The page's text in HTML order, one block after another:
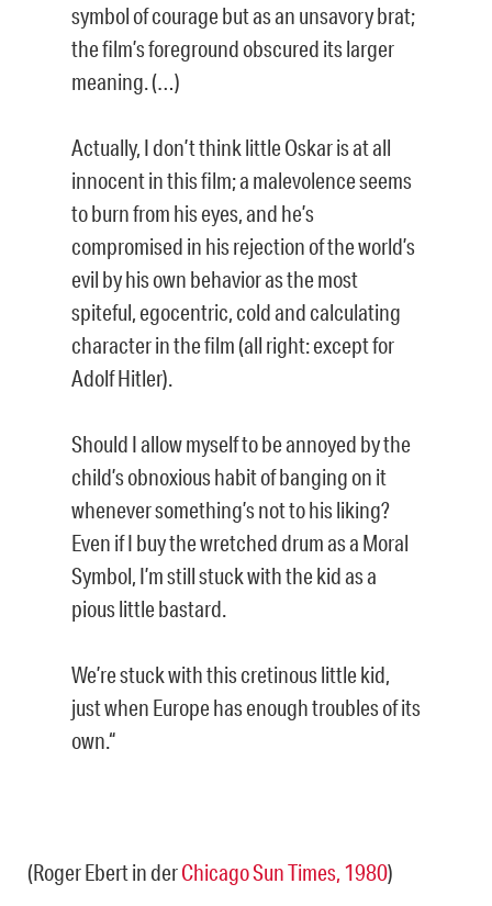
symbol of courage but as an unsavory brat;
the film’s foreground obscured its larger
meaning. (…)
Actually, I don’t think little Oskar is at all
innocent in this film; a malevolence seems
to burn from his eyes, and he’s
compromised in his rejection of the world’s
evil by his own behavior as the most
spiteful, egocentric, cold and calculating
character in the film (all right: except for
Adolf Hitler).
Should I allow myself to be annoyed by the
child’s obnoxious habit of banging on it
whenever something’s not to his liking?
Even if I buy the wretched drum as a Moral
Symbol, I’m still stuck with the kid as a
pious little bastard.
We’re stuck with this cretinous little kid,
just when Europe has enough troubles of its
own.“
(Roger Ebert in derChicago Sun Times, 1980)